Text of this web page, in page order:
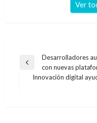
Ver
Navegación
Entrada
anterior
Desarrolladores
con nuevas
Innovación digital